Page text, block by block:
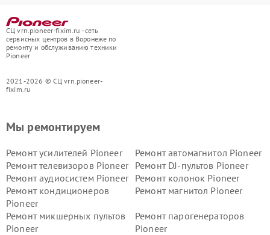
СЦ vrn.pioneer-fixim.ru - сеть
сервисных центров в Воронеже по
ремонту и обслуживанию техники
Pioneer
2021-2026 © СЦ vrn.pioneer-
fixim.ru
Мы ремонтируем
Ремонт усилителей Pioneer
Ремонт автомагнитол Pioneer
Ремонт телевизоров Pioneer
Ремонт DJ-пультов Pioneer
Ремонт аудиосистем Pioneer
Ремонт колонок Pioneer
Ремонт кондиционеров
Pioneer
Ремонт магнитол Pioneer
Ремонт микшерных пультов
Pioneer
Ремонт парогенераторов
Pioneer